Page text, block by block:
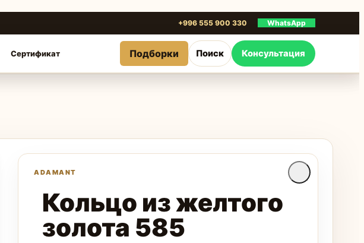
+996 555 900 330 WhatsApp
Сертификат Подборки Поиск Консультация
Кольцо из желтого
золота 585